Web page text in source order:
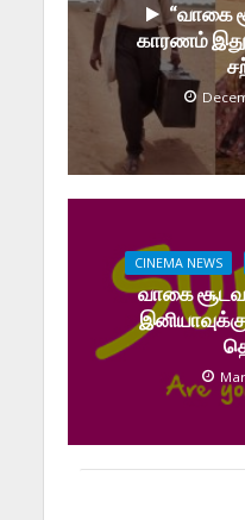
“வாகை
காரணம்
CINEMA NEWS
வாகை